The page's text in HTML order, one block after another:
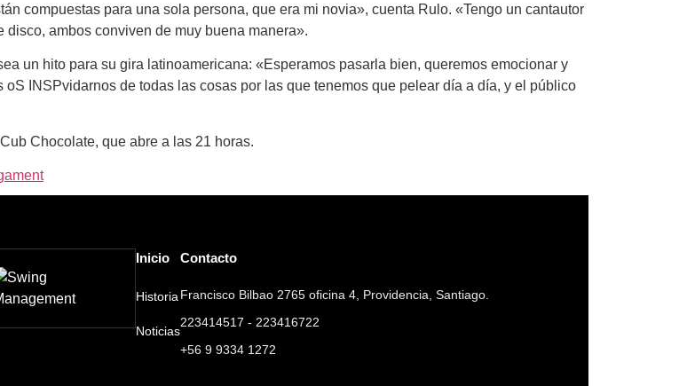
compuestas para una sola persona, que era mi novia», cuenta Rulo. «Tengo un cantautor
ambos conviven de muy buena manera».
un hito para su gira latinoamericana: «Esperamos pasarla bien, queremos emocionar y
INSPvidarnos de todas las cosas por las que tenemos que pelear día a día, y el público
Chocolate, que abre a las 21 horas.
Inicio
Historia
Noticias
Contacto
Francisco Bilbao 2765 oficina 4, Providencia, Santiago.
223414517 - 223416722
+56 9 9334 1272